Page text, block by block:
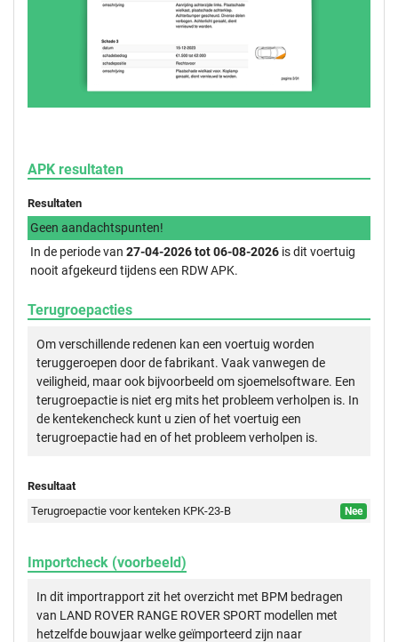
APK resultaten
Resultaten
Geen aandachtspunten!
In de periode van 27-04-2026 tot 06-08-2026 is dit voertuig
nooit afgekeurd tijdens een RDW APK.
Terugroepacties
Om verschillende redenen kan een voertuig worden
teruggeroepen door de fabrikant. Vaak vanwegen de
veiligheid, maar ook bijvoorbeeld om sjoemelsoftware. Een
terugroepactie is niet erg mits het probleem verholpen is. In
de kentekencheck kunt u zien of het voertuig een
terugroepactie had en of het probleem verholpen is.
Resultaat
Terugroepactie voor kenteken KPK-23-B
Nee
Importcheck (voorbeeld)
In dit importrapport zit het overzicht met BPM bedragen
van LAND ROVER RANGE ROVER SPORT modellen met
hetzelfde bouwjaar welke geïmporteerd zijn naar